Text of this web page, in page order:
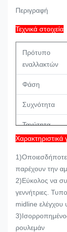
Περιγραφή
Τεχνικά στοιχεία
Πρότυπο
εναλλακτών
Φάση
Συχνότητα
Ταχύτητα
Σειρά
παραγωγής
Χαρακτήρες
Διαστρέβλωση
Χαρακτηριστικά
1)Οποιεσδήποτε
παρέχουν την
2)Εύκολος να
γεννήτριες.
midline ελέγχου
ρουλεμάν